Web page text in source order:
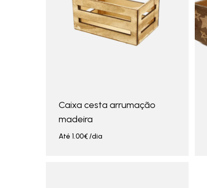
Caixa cesta arrumação
madeira
Até 1.00€/dia